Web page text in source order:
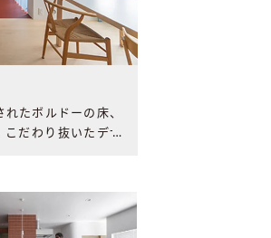
たボルドーの床、
だわり抜いたデザ